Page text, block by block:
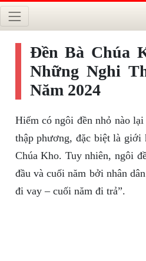
Đền Bà Chúa
Những Nghi
Năm 2024
Hiếm có ngôi đền nhỏ nào
thập phương, đặc biệt là
Chúa Kho. Tuy nhiên, ngôi
đầu và cuối năm bởi nhân
đi vay – cuối năm đi trả”.